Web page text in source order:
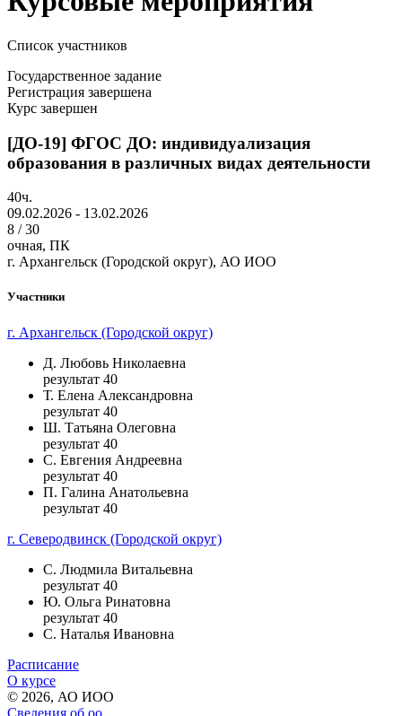
Список участников
Государственное задание
Регистрация завершена
Курс завершен
[ДО-19] ФГОС ДО: индивидуализация
образования в различных видах деятельности
40ч.
09.02.2026 - 13.02.2026
8 / 30
очная, ПК
г. Архангельск (Городской округ), АО ИОО
Участники
г. Архангельск (Городской округ)
Д. Любовь Николаевна
результат 40
Т. Елена Александровна
результат 40
Ш. Татьяна Олеговна
результат 40
С. Евгения Андреевна
результат 40
П. Галина Анатольевна
результат 40
г. Северодвинск (Городской округ)
С. Людмила Витальевна
результат 40
Ю. Ольга Ринатовна
результат 40
С. Наталья Ивановна
Расписание
О курсе
© 2026, АО ИОО
Сведения об оо